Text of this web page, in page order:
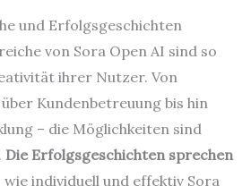
und Erfolgsgeschichten
von Sora Open AI sind so
ihrer Nutzer. Von
Kundenbetreuung bis hin
– die Möglichkeiten sind
Die Erfolgsgeschichten sprechen
individuell und effektiv Sora